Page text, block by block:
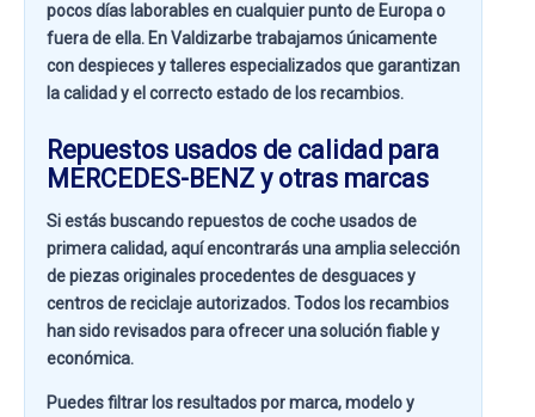
pocos días laborables en cualquier punto de Europa o
fuera de ella. EnValdizarbetrabajamos únicamente
con despieces y talleres especializados que garantizan
la calidad y el correcto estado de los recambios.
Repuestos usados de calidad para
MERCEDES-BENZ y otras marcas
Si estás buscandorepuestos de coche usados de
primera calidad, aquí encontrarás una amplia selección
de piezas originales procedentes de desguaces y
centros de reciclaje autorizados. Todos los recambios
han sido revisados para ofrecer una solución fiable y
económica.
Puedes filtrar los resultados pormarca, modelo y